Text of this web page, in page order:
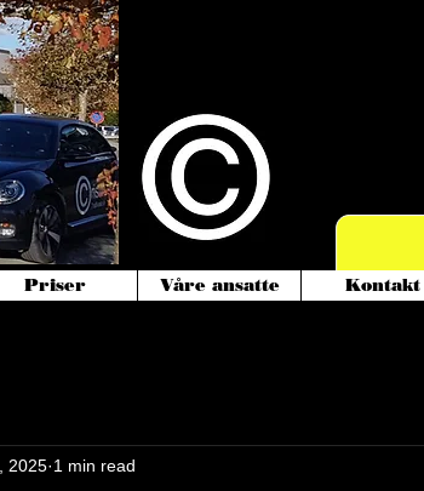
Priser Våre ansatte Kontakt
2025 1 min read